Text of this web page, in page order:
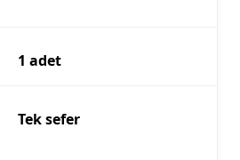
1 adet
Tek sefer